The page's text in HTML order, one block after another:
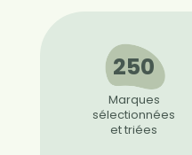
250
Marques
sélectionnées
et triées